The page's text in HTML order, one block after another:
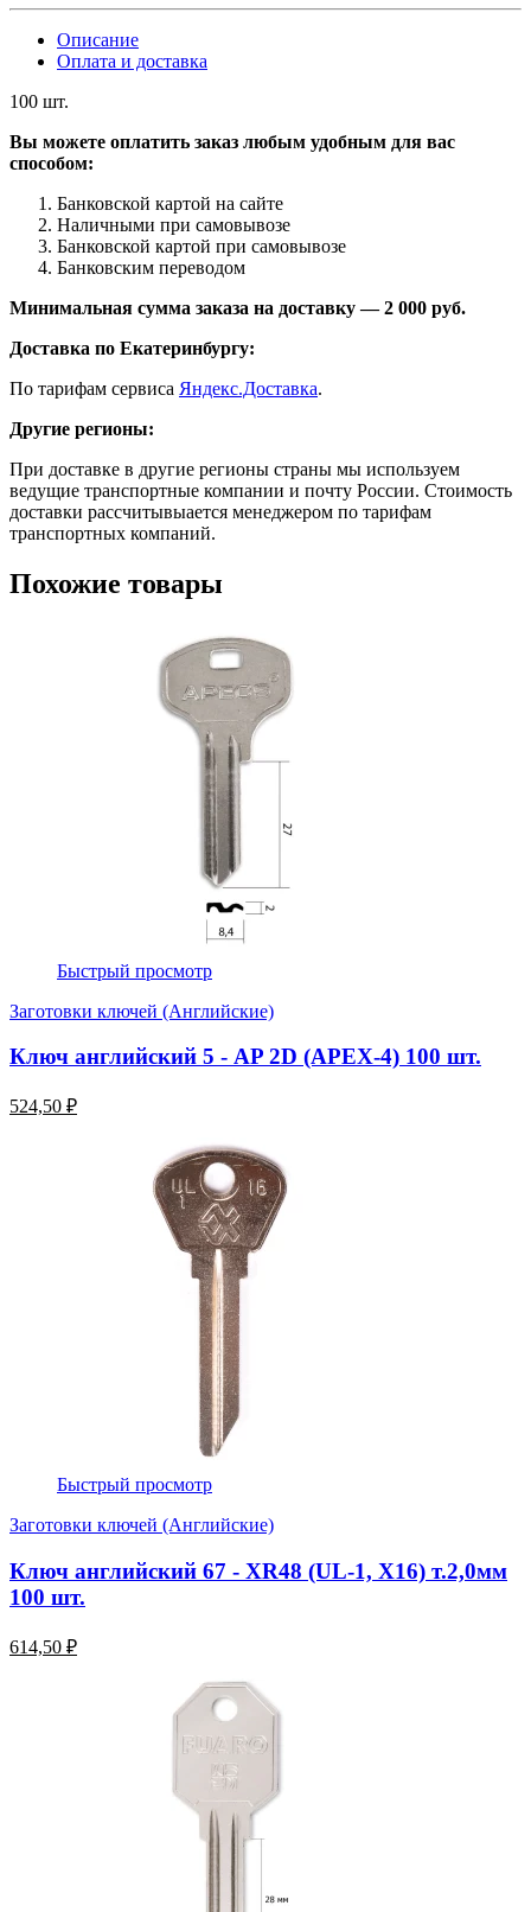
Описание
Оплата и доставка
100 шт.
Вы можете оплатить заказ любым удобным для вас
способом:
Банковской картой на сайте
Наличными при самовывозе
Банковской картой при самовывозе
Банковским переводом
Минимальная сумма заказа на доставку — 2 000 руб.
Доставка по Екатеринбургу:
По тарифам сервиса Яндекс.Доставка.
Другие регионы:
При доставке в другие регионы страны мы используем
ведущие транспортные компании и почту России. Стоимость
доставки рассчитывыается менеджером по тарифам
транспортных компаний.
Похожие товары
Быстрый просмотр
Заготовки ключей (Английские)
Ключ английский 5 - AP 2D (APEX-4) 100 шт.
524,50 ₽
Быстрый просмотр
Заготовки ключей (Английские)
Ключ английский 67 - XR48 (UL-1, Х16) т.2,0мм
100 шт.
614,50 ₽